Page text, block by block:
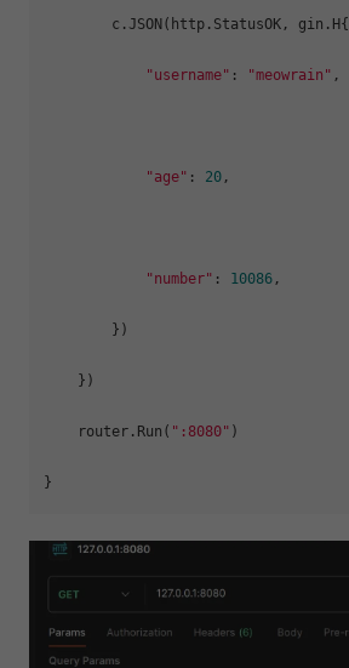
        c.JSON(http.StatusOK, gin.H{
"username" : "meowrain" ,
"age" : 20 ,
"number" : 10086 ,
        })
    })
    router.Run(
":8080" )